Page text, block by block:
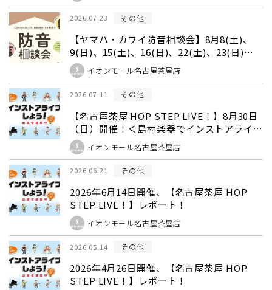
2026.07.23 その他
【ヤマハ・カワイ防音相談会】8月8(土)、
9(日)、15(土)、16(日)、22(土)、23(日)、
29(土)、30(日)開催！防音室のご相談はお任
せください！
イオンモール名古屋茶屋店
2026.07.11 その他
【名古屋茶屋 HOP STEP LIVE！】8月30日
（日）開催！＜島村楽器でインストアライブ
しよう！＞
イオンモール名古屋茶屋店
2026.06.21 その他
2026年6月14日開催、【名古屋茶屋 HOP
STEP LIVE！】レポート！
イオンモール名古屋茶屋店
2026.05.14 その他
2026年4月26日開催、【名古屋茶屋 HOP
STEP LIVE！】レポート！